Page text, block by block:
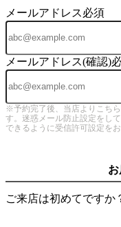
メールアドレス必須
メールアドレス(確認)
※予約完了後、当店よりこち
す。迷惑メール防止設定をし
できるように受信許可設定をお
ご来店は初めてですか